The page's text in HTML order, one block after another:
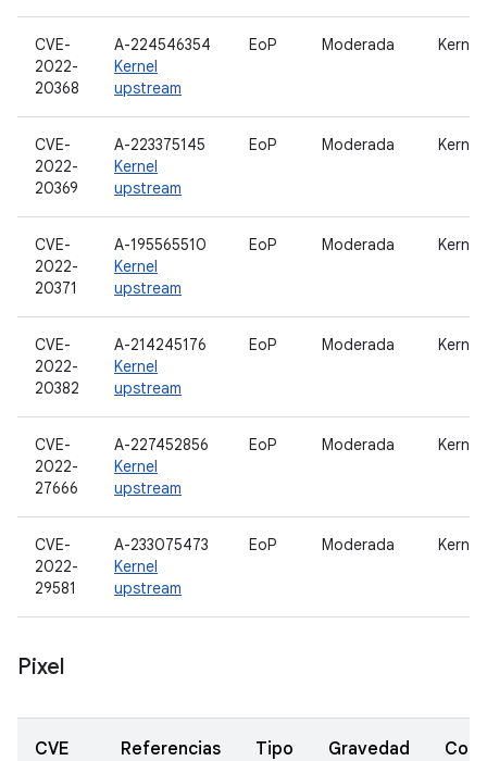
CVE-
2022-
20368
A-224546354
Kernel
upstream
EoP Moderada Kernel
CVE-
2022-
20369
A-223375145
Kernel
upstream
EoP Moderada Kernel
CVE-
2022-
20371
A-195565510
Kernel
upstream
EoP Moderada Kernel
CVE-
2022-
20382
A-214245176
Kernel
upstream
EoP Moderada Kernel
CVE-
2022-
27666
A-227452856
Kernel
upstream
EoP Moderada Kernel
CVE-
2022-
29581
A-233075473
Kernel
upstream
EoP Moderada Kernel
Pixel
CVE Referencias Tipo Gravedad